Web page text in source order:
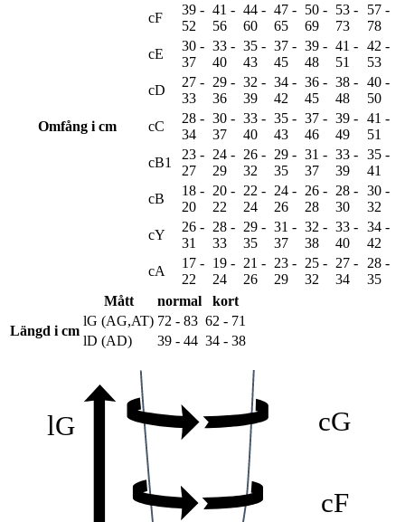
Omfång i cm
cF
39 -
52
41 -
56
44 -
60
47 -
65
50 -
69
53 -
73
57 -
78
cE
30 -
37
33 -
40
35 -
43
37 -
45
39 -
48
41 -
51
42 -
53
cD
27 -
33
29 -
36
32 -
39
34 -
42
36 -
45
38 -
48
40 -
50
cC
28 -
34
30 -
37
33 -
40
35 -
43
37 -
46
39 -
49
41 -
51
cB1
23 -
27
24 -
29
26 -
32
29 -
35
31 -
37
33 -
39
35 -
41
cB
18 -
20
20 -
22
22 -
24
24 -
26
26 -
28
28 -
30
30 -
32
cY
26 -
31
28 -
33
29 -
35
31 -
37
32 -
38
33 -
40
34 -
42
cA
17 -
22
19 -
24
21 -
26
23 -
29
25 -
32
27 -
34
28 -
35
Mått
normal
kort
Längd i cm
lG (AG,AT) 72 - 83 62 - 71
lD (AD)
39 - 44 34 - 38
lG cG
cF